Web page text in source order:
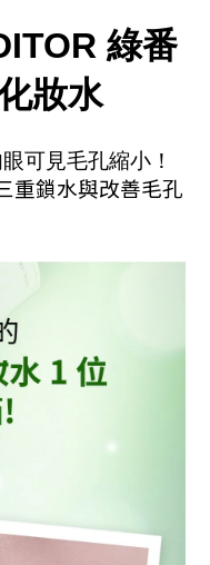
綠番
妝水
可見毛孔縮小！
重鎖水與改善毛孔